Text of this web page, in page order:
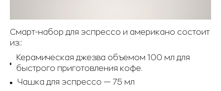
Смарт-набор для эспрессо и американо состоит
из::
Керамическая джезва объемом 100 мл для
быстрого приготовления кофе.
Чашка для эспрессо — 75 мл